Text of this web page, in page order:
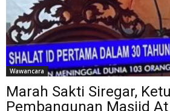
Wawancara
Marah Sakti Siregar,
Pembangunan Masjid At